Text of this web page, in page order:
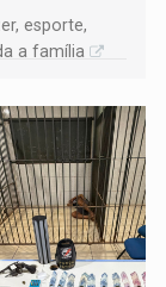
esporte,
a família